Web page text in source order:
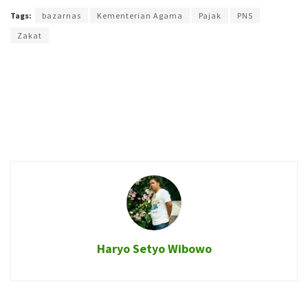
Tags: bazarnas Kementerian Agama Pajak
PNS
Zakat
Haryo Setyo Wibowo